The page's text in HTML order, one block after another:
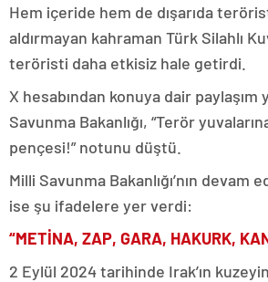
Hem içeride hem de dışarıda
aldırmayan kahraman Türk Silahlı
teröristi daha etkisiz hale getirdi.
X hesabından konuya dair paylaşım
Savunma Bakanlığı, “Terör
pençesi!” notunu düştü.
Milli Savunma Bakanlığı’nın devam
ise şu ifadelere yer verdi:
“METİNA, ZAP, GARA, HAKURK,
2 Eylül 2024 tarihinde Irak’ın